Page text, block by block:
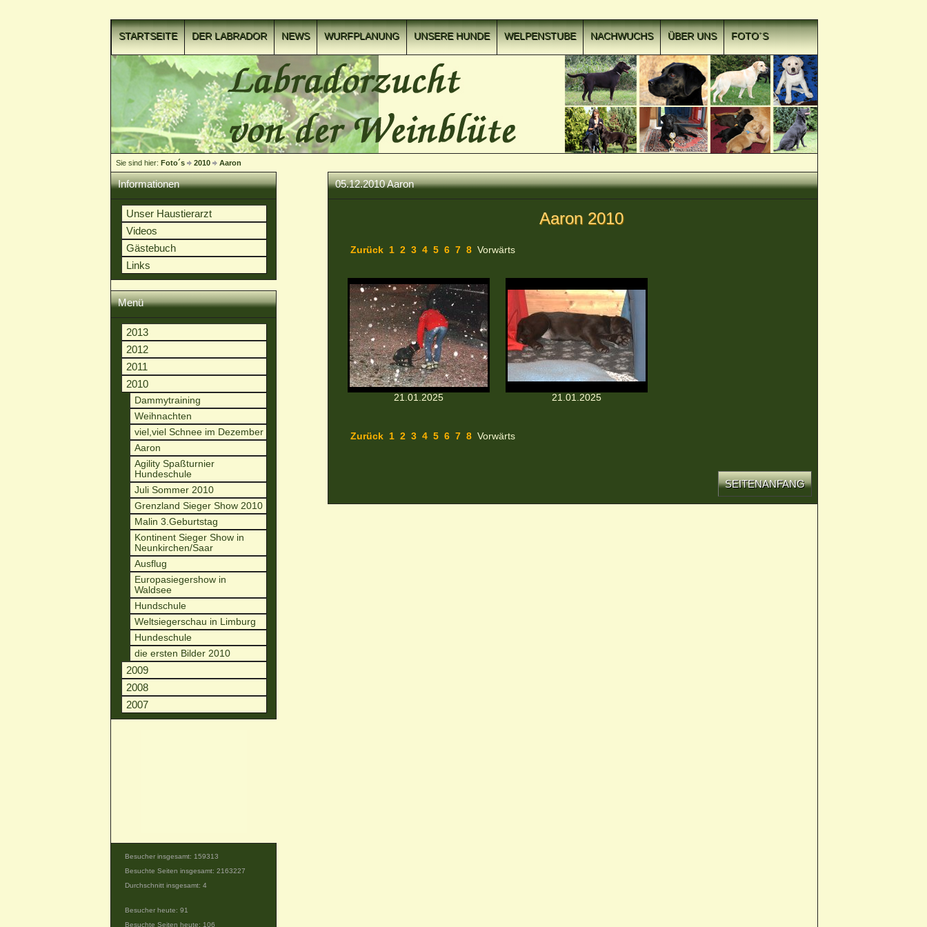
STARTSEITE DER LABRADOR NEWS WURFPLANUNG UNSERE HUNDE WELPENSTUBE NACHWUCHS ÜBER UNS FOTO´S
VIDEOCLIPS
Sie sind hier: Foto´s 2010 Aaron
05.12.2010 Aaron
Aaron 2010
Zurück 1 2 3 4 5 6 7 8 Vorwärts
21.01.2025 21.01.2025
Zurück 1 2 3 4 5 6 7 8 Vorwärts
SEITENANFANG
Informationen
Unser Haustierarzt
Videos
Gästebuch
Links
Menü
2013
2012
2011
2010
Dammytraining
Weihnachten
viel,viel Schnee im Dezember
Aaron
Agility Spaßturnier
Hundeschule
Juli Sommer 2010
Grenzland Sieger Show 2010
Malin 3.Geburtstag
Kontinent Sieger Show in
Neunkirchen/Saar
Ausflug
Europasiegershow in
Waldsee
Hundschule
Weltsiegerschau in Limburg
Hundeschule
die ersten Bilder 2010
2009
2008
2007
Besucher insgesamt: 159313
Besuchte Seiten insgesamt: 2163227
Durchschnitt insgesamt: 4
Besucher heute: 91
Besuchte Seiten heute: 106